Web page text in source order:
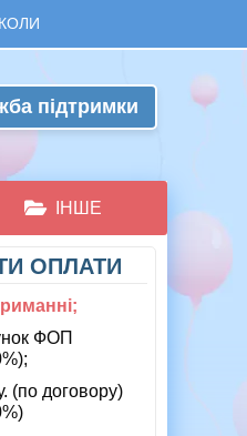
підтримки
ІНШЕ
ОПЛАТИ
ФОП
(по договору)